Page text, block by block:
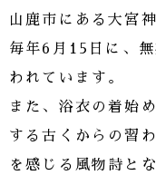
山鹿市にある大宮
毎年6月15日に、
われています。
また、浴衣の着始
する古くからの習
を感じる風物詩と